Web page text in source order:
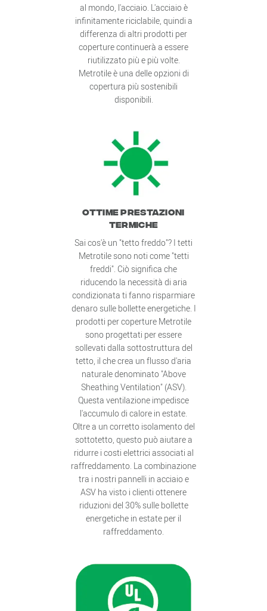
al mondo, l'acciaio. L'acciaio è
infinitamente riciclabile, quindi a
differenza di altri prodotti per
coperture continuerà a essere
riutilizzato più e più volte.
Metrotile è una delle opzioni di
copertura più sostenibili
disponibili.
OTTIME PRESTAZIONI
TERMICHE
Sai cos'è un "tetto freddo"? I tetti
Metrotile sono noti come "tetti
freddi". Ciò significa che
riducendo la necessità di aria
condizionata ti fanno risparmiare
denaro sulle bollette energetiche. I
prodotti per coperture Metrotile
sono progettati per essere
sollevati dalla sottostruttura del
tetto, il che crea un flusso d'aria
naturale denominato "Above
Sheathing Ventilation" (ASV).
Questa ventilazione impedisce
l'accumulo di calore in estate.
Oltre a un corretto isolamento del
sottotetto, questo può aiutare a
ridurre i costi elettrici associati al
raffreddamento. La combinazione
tra i nostri pannelli in acciaio e
ASV ha visto i clienti ottenere
riduzioni del 30% sulle bollette
energetiche in estate per il
raffreddamento.